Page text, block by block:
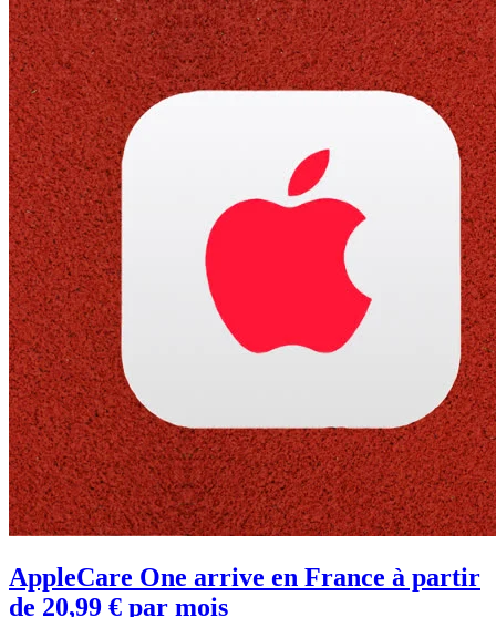
AppleCare One arrive en France à partir
de 20,99 € par mois